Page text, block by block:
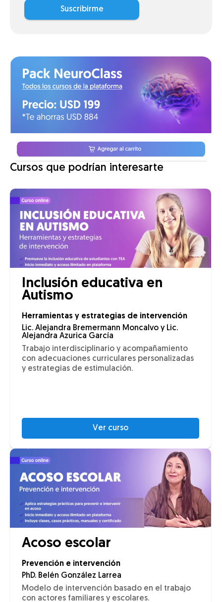
Suscribirme
Cursos que podrían interesarte
Inclusión educativa en
Autismo
Herramientas y estrategias de intervención
Lic. Alejandra Bremermann Moncalvo y Lic.
Alejandra Azurica García
Trabajo interdisciplinario y acompañamiento
con adecuaciones curriculares personalizadas
y estrategias de estimulación.
Ver curso
Acoso escolar
Prevención e intervención
PhD. Belén González Larrea
Modelo de intervención basado en el trabajo
con actores familiares y escolares.